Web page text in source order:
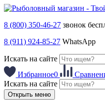
8 (800) 350-46-27 звонок
8 (911) 924-85-27 WhatsApp
Искать на сайте
Избранное0
Искать на сайте
Открыть меню